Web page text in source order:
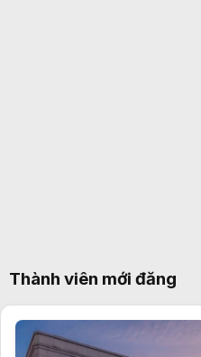
Thành viên mới đăng